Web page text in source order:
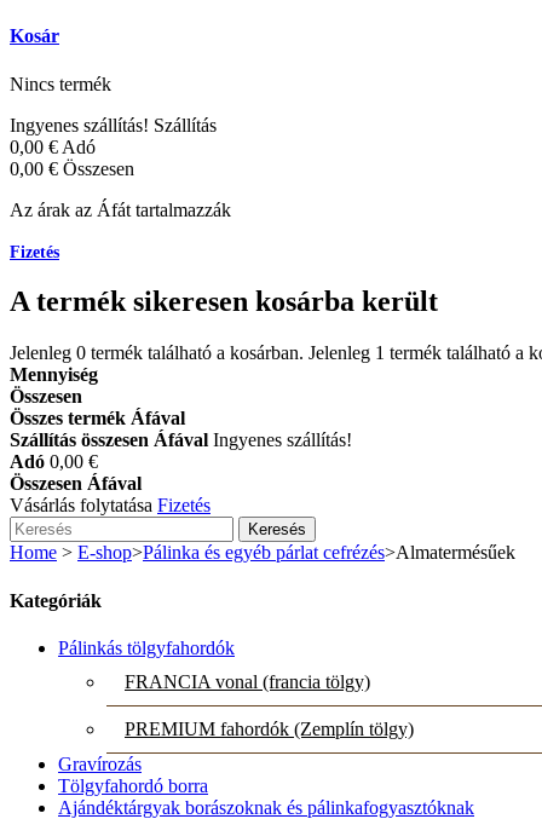
Kosár
Nincs termék
Ingyenes szállítás! Szállítás
0,00 € Adó
0,00 € Összesen
Az árak az Áfát tartalmazzák
Fizetés
A termék sikeresen kosárba került
Jelenleg 0 termék található a kosárban. Jelenleg 1 termék található a
Mennyiség
Összesen
Összes termék Áfával
Szállítás összesen Áfával Ingyenes szállítás!
Adó 0,00 €
Összesen Áfával
Vásárlás folytatása Fizetés
Keresés
Home > E-shop>Pálinka és egyéb párlat cefrézés>Almatermésűek
Kategóriák
Pálinkás tölgyfahordók
FRANCIA vonal (francia tölgy)
PREMIUM fahordók (Zemplín tölgy)
Gravírozás
Tölgyfahordó borra
Ajándéktárgyak borászoknak és pálinkafogyasztóknak